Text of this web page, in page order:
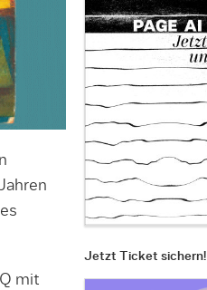
mit
Jetzt Ticket sichern!